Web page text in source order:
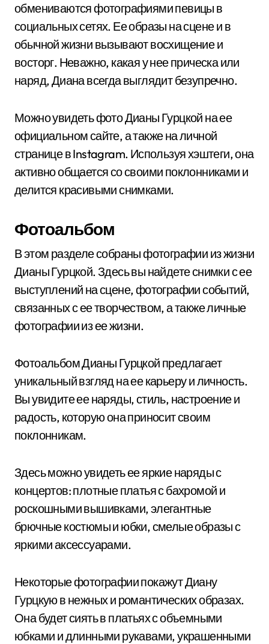
обмениваются фотографиями певицы в
социальных сетях. Ее образы на сцене и в
обычной жизни вызывают восхищение и
восторг. Неважно, какая у нее прическа или
наряд, Диана всегда выглядит безупречно.
Можно увидеть фото Дианы Гурцкой на ее
официальном сайте, а также на личной
странице в Instagram. Используя хэштеги, она
активно общается со своими поклонниками и
делится красивыми снимками.
Фотоальбом
В этом разделе собраны фотографии из жизни
Дианы Гурцкой. Здесь вы найдете снимки с ее
выступлений на сцене, фотографии событий,
связанных с ее творчеством, а также личные
фотографии из ее жизни.
Фотоальбом Дианы Гурцкой предлагает
уникальный взгляд на ее карьеру и личность.
Вы увидите ее наряды, стиль, настроение и
радость, которую она приносит своим
поклонникам.
Здесь можно увидеть ее яркие наряды с
концертов: плотные платья с бахромой и
роскошными вышивками, элегантные
брючные костюмы и юбки, смелые образы с
яркими аксессуарами.
Некоторые фотографии покажут Диану
Гурцкую в нежных и романтических образах.
Она будет сиять в платьях с объемными
юбками и длинными рукавами, украшенными